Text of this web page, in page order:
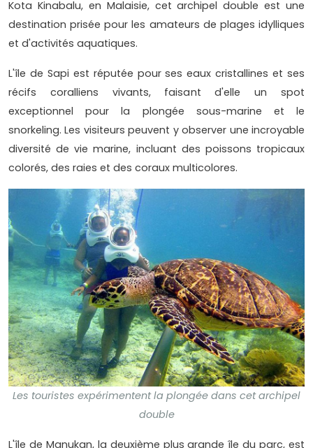
Kota Kinabalu, en Malaisie, cet archipel double est une
destination prisée pour les amateurs de plages idylliques
et d'activités aquatiques.
L'île de Sapi est réputée pour ses eaux cristallines et ses
récifs coralliens vivants, faisant d'elle un spot
exceptionnel pour la plongée sous-marine et le
snorkeling. Les visiteurs peuvent y observer une incroyable
diversité de vie marine, incluant des poissons tropicaux
colorés, des raies et des coraux multicolores.
Les touristes expérimentent la plongée dans cet archipel
double
L'île de Manukan, la deuxième plus grande île du parc, est